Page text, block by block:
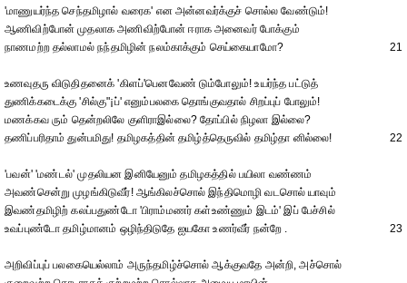
'மாணுயர்ந்த செந்தமிழால் வரைக' என அன்னவர்க்குச் சொல்ல வேண்டும்!
ஆணிவிற்போன் முதலாக அணிவிற்போன் ஈராக அனைவர் போக்கும்
நாணமற்ற தல்லாமல் நந்தமிழின் நலம்காக்கும் செய்கையாமோ?
21
உணவுதரு விடுதிதனைக் 'கிளப்'பெனவேண் டும்போலும்! உயர்ந்த பட்டுத்
துணிக்கடைக்கு 'சில்கு"¡ப்' எனும்பலகை தொங்குவதால் சிறப்புப் போலும்!
மணக்கவ ரும் தென்றலிலே குளிராஇல்லை? தோப்பில் நிழலா இல்லை?
தணிப்பரிதாம் துன்பமிது! தமிழகத்தின் தமிழ்த்தெருவில் தமிழ்தா னில்லை!
22
'பவன்' 'மண்டல்' முதலியன இனியேனும் தமிழகத்தில் பயிலா வண்ணம்
அவண்சென்று முழங்கிடுவீர்! ஆங்கிலச்சொல் இந்திமொழி வடசொல் யாவும்
இவண்தமிழிற் கலப்பதுண்டோ 'பிராம்மணர் கள்உண்ணும் இடம்' இப் பேச்சில்
உவப்புண்டோ தமிழ்மானம் ஒழிந்திடுதே ஐயகோ உணர்வீர் நன்றே .
23
அறிவிப்புப் பலகையெல்லாம் அருந்தமிழ்ச்சொல் ஆக்குவதே அன்றி, அச்சொல்